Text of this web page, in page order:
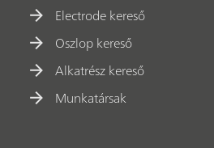
Electrode kereső
Oszlop kereső
Alkatrész kereső
Munkatársak